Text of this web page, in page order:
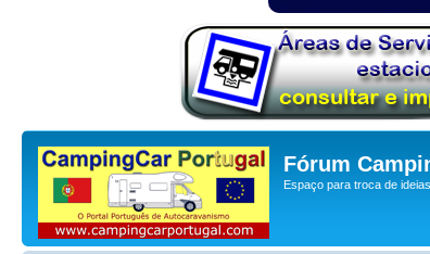
Fórum
Espaço para troca de